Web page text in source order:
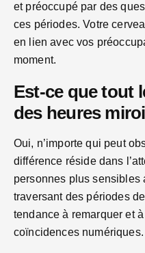
et préoccupé par des
ces périodes. Votre
en lien avec vos
moment.
Est-ce que tout
des heures
Oui, n’importe qui peut
différence réside dans
personnes plus sensibles
traversant des périodes
tendance à remarquer et
coïncidences numériques.